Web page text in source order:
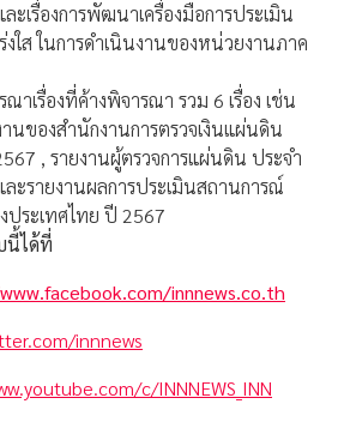
ะเรื่องการพัฒนาเครื่องมือการประเมิน
ใส ในการดำเนินงานของหน่วยงานภาค
าเรื่องที่ค้างพิจารณา รวม 6 เรื่อง เช่น
นของสำนักงานการตรวจเงินแผ่นดิน
, รายงานผู้ตรวจการแผ่นดิน ประจำ
รายงานผลการประเมินสถานการณ์
ระเทศไทย ปี 2567
นี้ได้ที่
innnews.co.th
innnews
c/INNNEWS_INN